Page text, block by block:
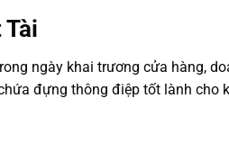
thấp
đến
ngày khai trương cửa hàng,
đựng thông điệp tốt lành cho